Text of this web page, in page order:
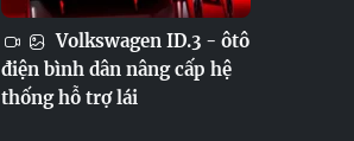
Volkswagen ID.3 - ôtô
điện bình dân nâng cấp hệ
thống hỗ trợ lái